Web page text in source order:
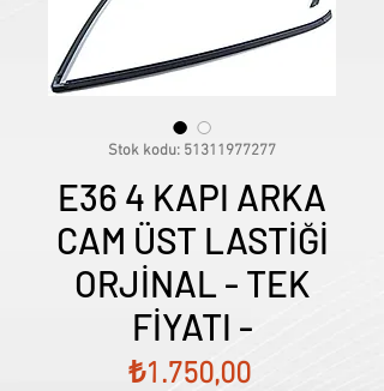
Stok kodu: 51311977277
E36 4 KAPI ARKA
CAM ÜST LASTİĞİ
ORJİNAL - TEK
FİYATI -
₺1.750,00Fiyat